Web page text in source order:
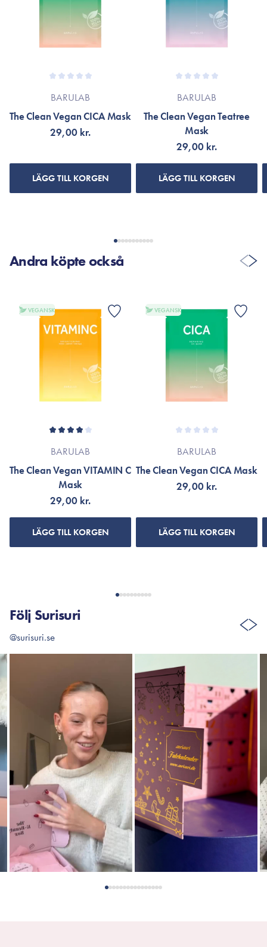
Om så är fallet, hänvisas till produktförpackningen eller till
varumärkets officiella webbplats.
BARULAB
The Clean Vegan CICA Mask
29,00 kr.
LÄGG TILL KORGEN
BARULAB
The Clean Vegan Teatree
Mask
29,00 kr.
LÄGG TILL KORGEN
Andra köpte också
VEGANSK
BARULAB
The Clean Vegan VITAMIN C
Mask
29,00 kr.
LÄGG TILL KORGEN
VEGANSK
BARULAB
The Clean Vegan CICA Mask
29,00 kr.
LÄGG TILL KORGEN
Följ Surisuri
@surisuri.se